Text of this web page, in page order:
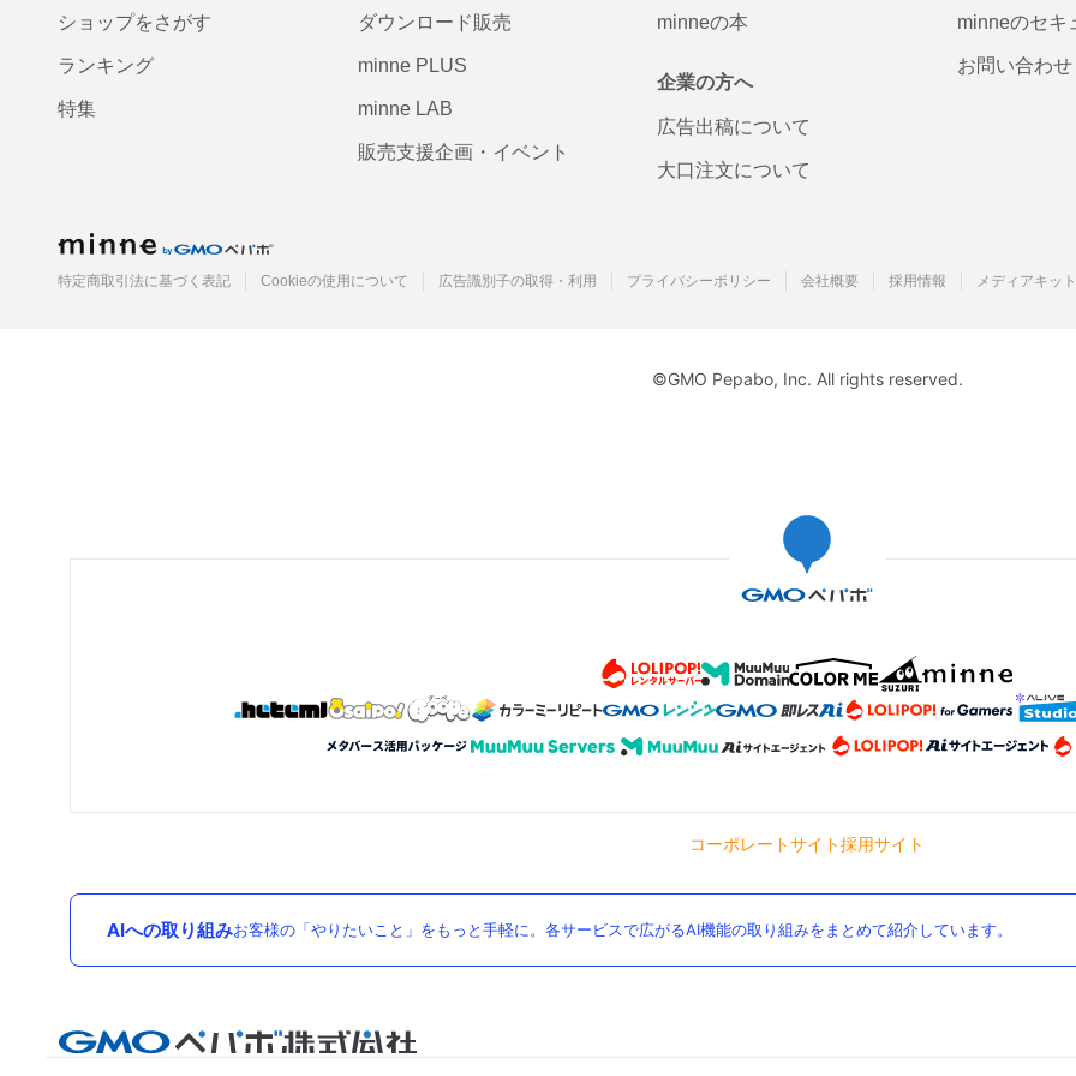
ショップをさがす
ランキング
特集
ダウンロード販売
minne PLUS
minne LAB
販売支援企画・イベント
minneの本
企業の方へ
広告出稿について
大口注文について
minneのセキ
お問い合わせ
特定商取引法に基づく表記 Cookieの使用について 広告識別子の取得・利用 プライバシーポリシー 会社概要 採用情報 メディアキット
©GMO Pepabo, Inc. All rights reserved.
コーポレートサイト採用サイト
AIへの取り組みお客様の「やりたいこと」をもっと手軽に。各サービスで広がるAI機能の取り組みをまとめて紹介しています。